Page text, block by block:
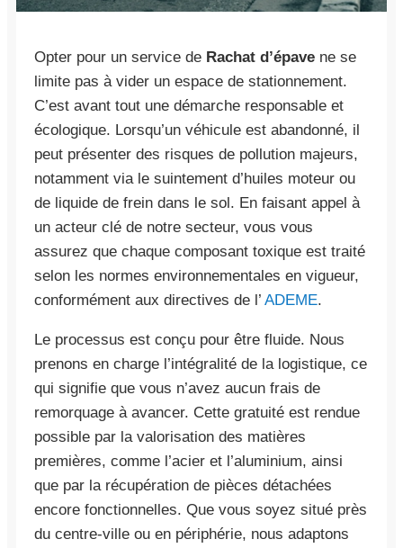
Opter pour un service de Rachat d’épave ne se
limite pas à vider un espace de stationnement.
C’est avant tout une démarche responsable et
écologique. Lorsqu’un véhicule est abandonné, il
peut présenter des risques de pollution majeurs,
notamment via le suintement d’huiles moteur ou
de liquide de frein dans le sol. En faisant appel à
un acteur clé de notre secteur, vous vous
assurez que chaque composant toxique est traité
selon les normes environnementales en vigueur,
conformément aux directives de l’ ADEME.
Le processus est conçu pour être fluide. Nous
prenons en charge l’intégralité de la logistique, ce
qui signifie que vous n’avez aucun frais de
remorquage à avancer. Cette gratuité est rendue
possible par la valorisation des matières
premières, comme l’acier et l’aluminium, ainsi
que par la récupération de pièces détachées
encore fonctionnelles. Que vous soyez situé près
du centre-ville ou en périphérie, nous adaptons